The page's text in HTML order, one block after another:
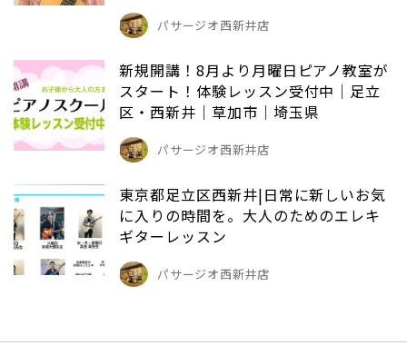
パサージオ西新井店
新規開講！8月より月曜日ピアノ教室が
スタート！体験レッスン受付中｜足立
区・西新井｜草加市｜埼玉県
パサージオ西新井店
東京都足立区西新井|日常に新しいお気
に入りの時間を。大人のためのエレキ
ギターレッスン
パサージオ西新井店